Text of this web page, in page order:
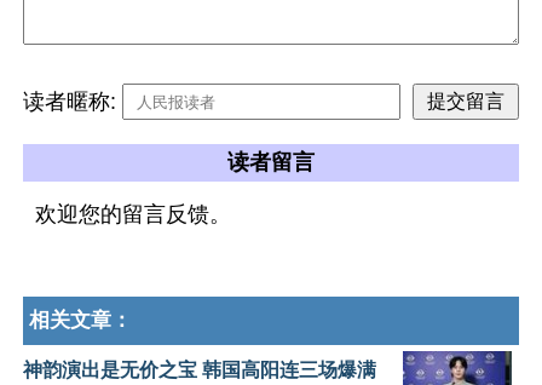
读者暱称:
读者留言
欢迎您的留言反馈。
相关文章：
神韵演出是无价之宝 韩国高阳连三场爆满